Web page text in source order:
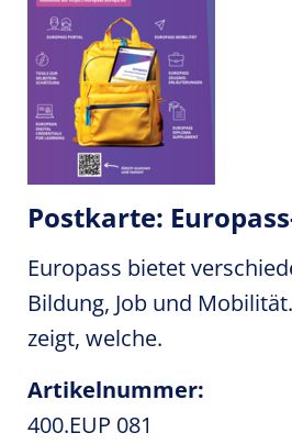
Postkarte:
Europass bietet
Bildung, Job und
zeigt, welche.
Artikelnummer:
400.EUP 081